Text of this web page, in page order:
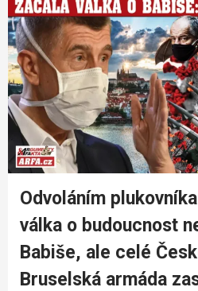
Odvoláním
válka o budoucnost
Babiše, ale celé
Bruselská armáda